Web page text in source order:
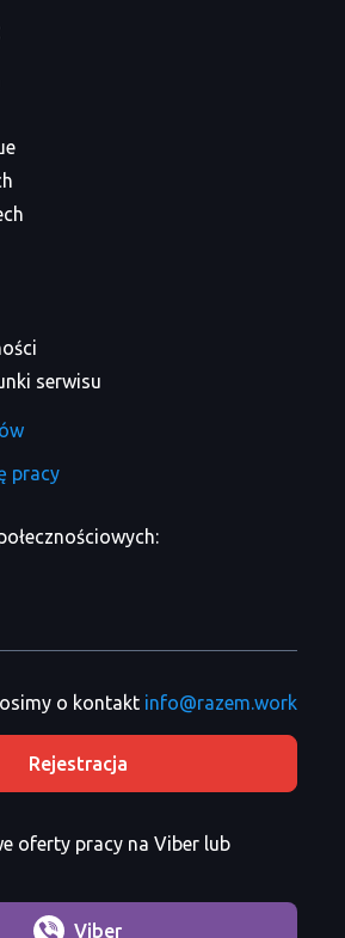
serwisu
pracy
o kontakt info@razem.work
Rejestracja
oferty pracy na Viber lub
Viber